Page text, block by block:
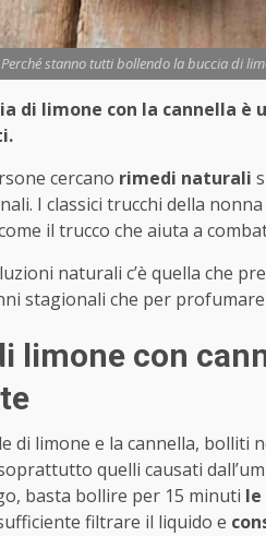
Perché stanno tutti bollendo la buccia di
di limone con la cannella
cercano rimedi naturali
I classici trucchi della
il trucco che aiuta a
naturali c’è quella che
stagionali che per
limone con
di limone e la cannella, bolliti
quelli causati
basta bollire per 15 minuti le
filtrare il liquido e